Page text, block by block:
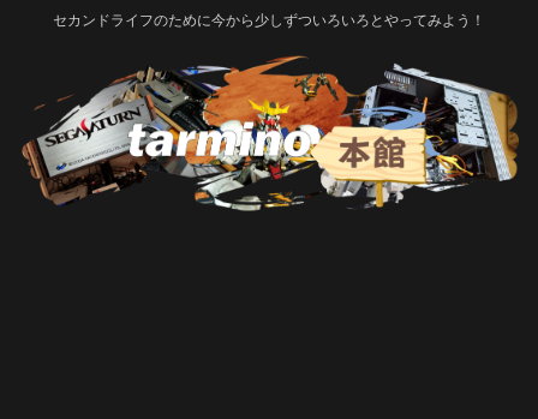
セカンドライフのために今から少しずついろいろとやってみよう！